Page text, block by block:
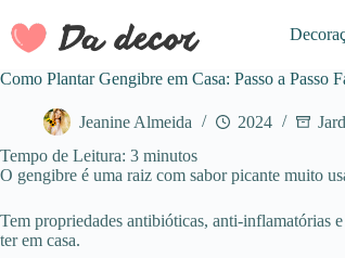
para
Como Plantar Gengibre em Casa: Passo a Passo
Jeanine Almeida 2024
Tempo de Leitura: 3 minutos
O gengibre é uma raiz com sabor picante muito
Tem propriedades antibióticas, anti-inflamatórias
ter em casa.